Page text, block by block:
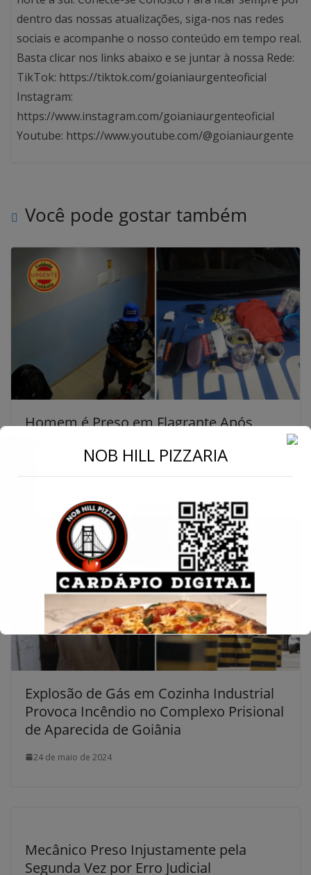
dentro das nossas atualizações, siga-nos nas redes
sociais e acompanhe o nosso conteúdo em tempo real.
Basta clicar nos links abaixo e se juntar à nossa Rede:
TikTok: https://tiktok.com/goianiaurgenteoficial
Instagram:
https://www.instagram.com/goianiaurgenteoficial
Youtube: https://www.youtube.com/@goianiaurgente
Você pode gostar também
Homem é Preso em Flagrante Após
Explosão de Gás em Cozinha Industrial
Provoca Incêndio no Complexo Prisional
de Aparecida de Goiânia
24 de maio de 2024
Mecânico Preso Injustamente pela
Segunda Vez por Erro Judicial
NOB HILL PIZZARIA